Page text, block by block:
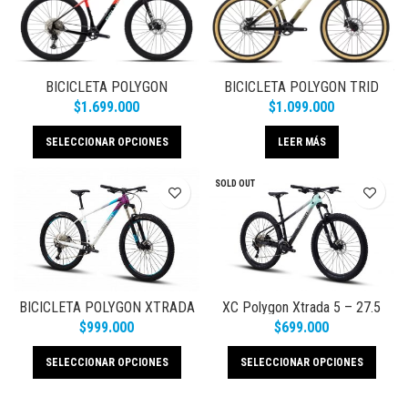
BICICLETA POLYGON
SYNCLINE C5 CARBON
$1.699.000
SELECCIONAR OPCIONES
BICICLETA POLYGON TRID
CREAM
$1.099.000
LEER MÁS
BICICLETA POLYGON XTRADA
7
$999.000
SELECCIONAR OPCIONES
SOLD OUT
XC Polygon Xtrada 5 – 27.5
-2021
$699.000
SELECCIONAR OPCIONES